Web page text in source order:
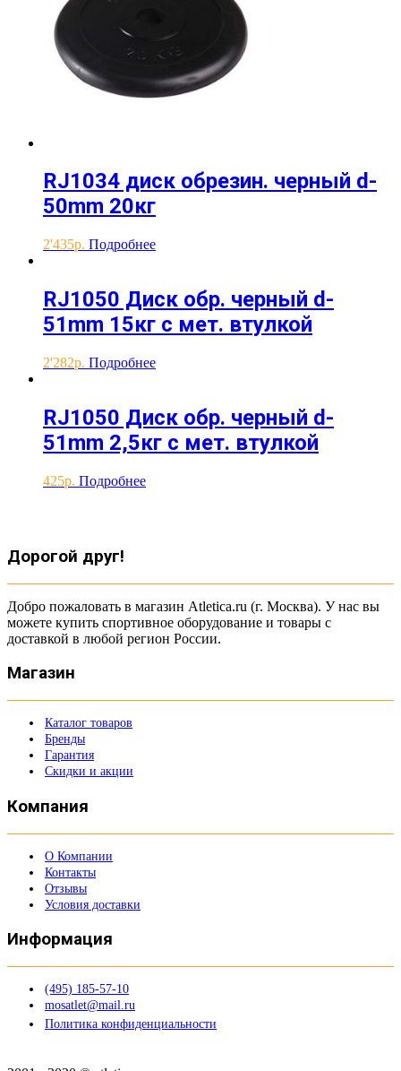
RJ1034 диск обрезин. черный d-
50mm 20кг
2'435 Подробнее
RJ1050 Диск обр. черный d-
51mm 15кг с мет. втулкой
2'282 Подробнее
RJ1050 Диск обр. черный d-
51mm 2,5кг с мет. втулкой
425 Подробнее
Дорогой друг!
Добро пожаловать в магазин Atletica.ru (г. Москва). У нас вы
можете купить спортивное оборудование и товары с
доставкой в любой регион России.
Магазин
Каталог товаров
Бренды
Гарантия
Скидки и акции
Компания
О Компании
Контакты
Отзывы
Условия доставки
Информация
(495) 185-57-10
mosatlet@mail.ru
Политика конфиденциальности